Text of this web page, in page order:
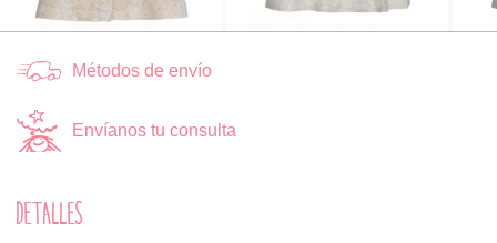
Métodos de envío
Envíanos tu consulta
DETALLES